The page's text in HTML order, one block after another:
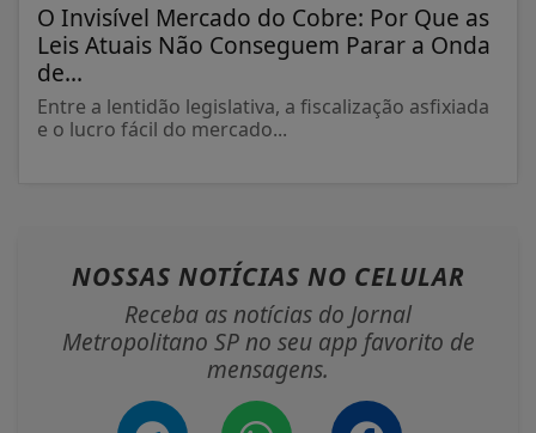
O Invisível Mercado do Cobre: Por Que as
Leis Atuais Não Conseguem Parar a Onda
de...
Entre a lentidão legislativa, a fiscalização asfixiada
e o lucro fácil do mercado...
NOSSAS NOTÍCIAS NO CELULAR
Receba as notícias do Jornal
Metropolitano SP no seu app favorito de
mensagens.